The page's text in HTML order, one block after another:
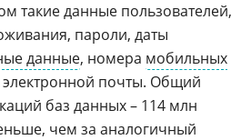
такие данные пользователей,
пароли, даты
данные, номера мобильных
электронной почты. Общий
баз данных – 114 млн
чем за аналогичный